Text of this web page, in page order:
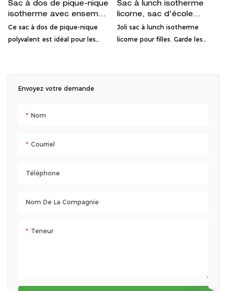
Envoyez votre demande
Nom
Courriel
Téléphone
Nom De La Compagnie
Teneur
Sac à dos de pique-nique
isotherme avec ensemble
de couverts et porte-
bouteilles de vin-
Ce sac à dos de pique-nique
polyvalent est idéal pour les
isotherme, des couverts, un
porte-bouteille et un design
facile.
Sac à lunch isotherme
licorne, sac d'école
réutilisable pour enfants
Joli sac à lunch isotherme
licorne pour filles. Garde les
Parfait pour l'école, la garderie,